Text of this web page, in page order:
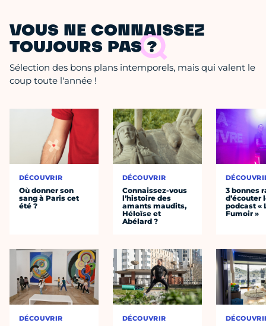
VOUS NE CONNAISSEZ
TOUJOURS PAS ?
Sélection des bons plans intemporels, mais qui valent le
coup toute l'année !
DÉCOUVRIR
Où donner son
sang à Paris cet
été ?
DÉCOUVRIR
DÉCOUVRIR
Connaissez-vous
l’histoire des
amants maudits,
Héloïse et
Abélard ?
DÉCOUVRIR
3 bonnes
d’écouter
podcast «
Fumoir »